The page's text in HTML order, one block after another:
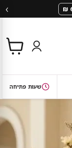
‹
צפי
בסל
שעות פתיחה